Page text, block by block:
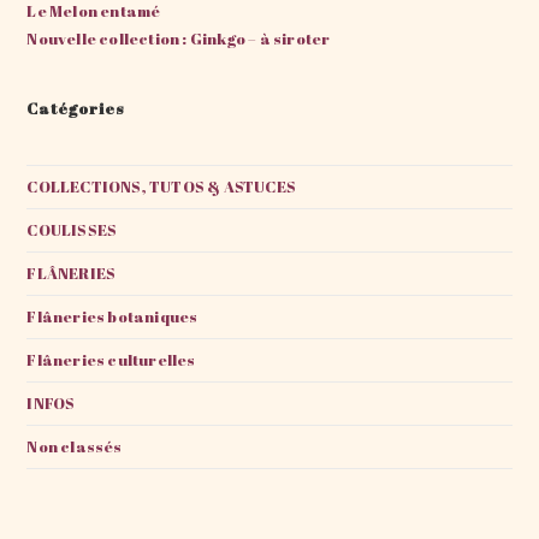
Le Melon entamé
Nouvelle collection : Ginkgo – à siroter
Catégories
COLLECTIONS, TUTOS & ASTUCES
COULISSES
FLÂNERIES
Flâneries botaniques
Flâneries culturelles
INFOS
Non classés